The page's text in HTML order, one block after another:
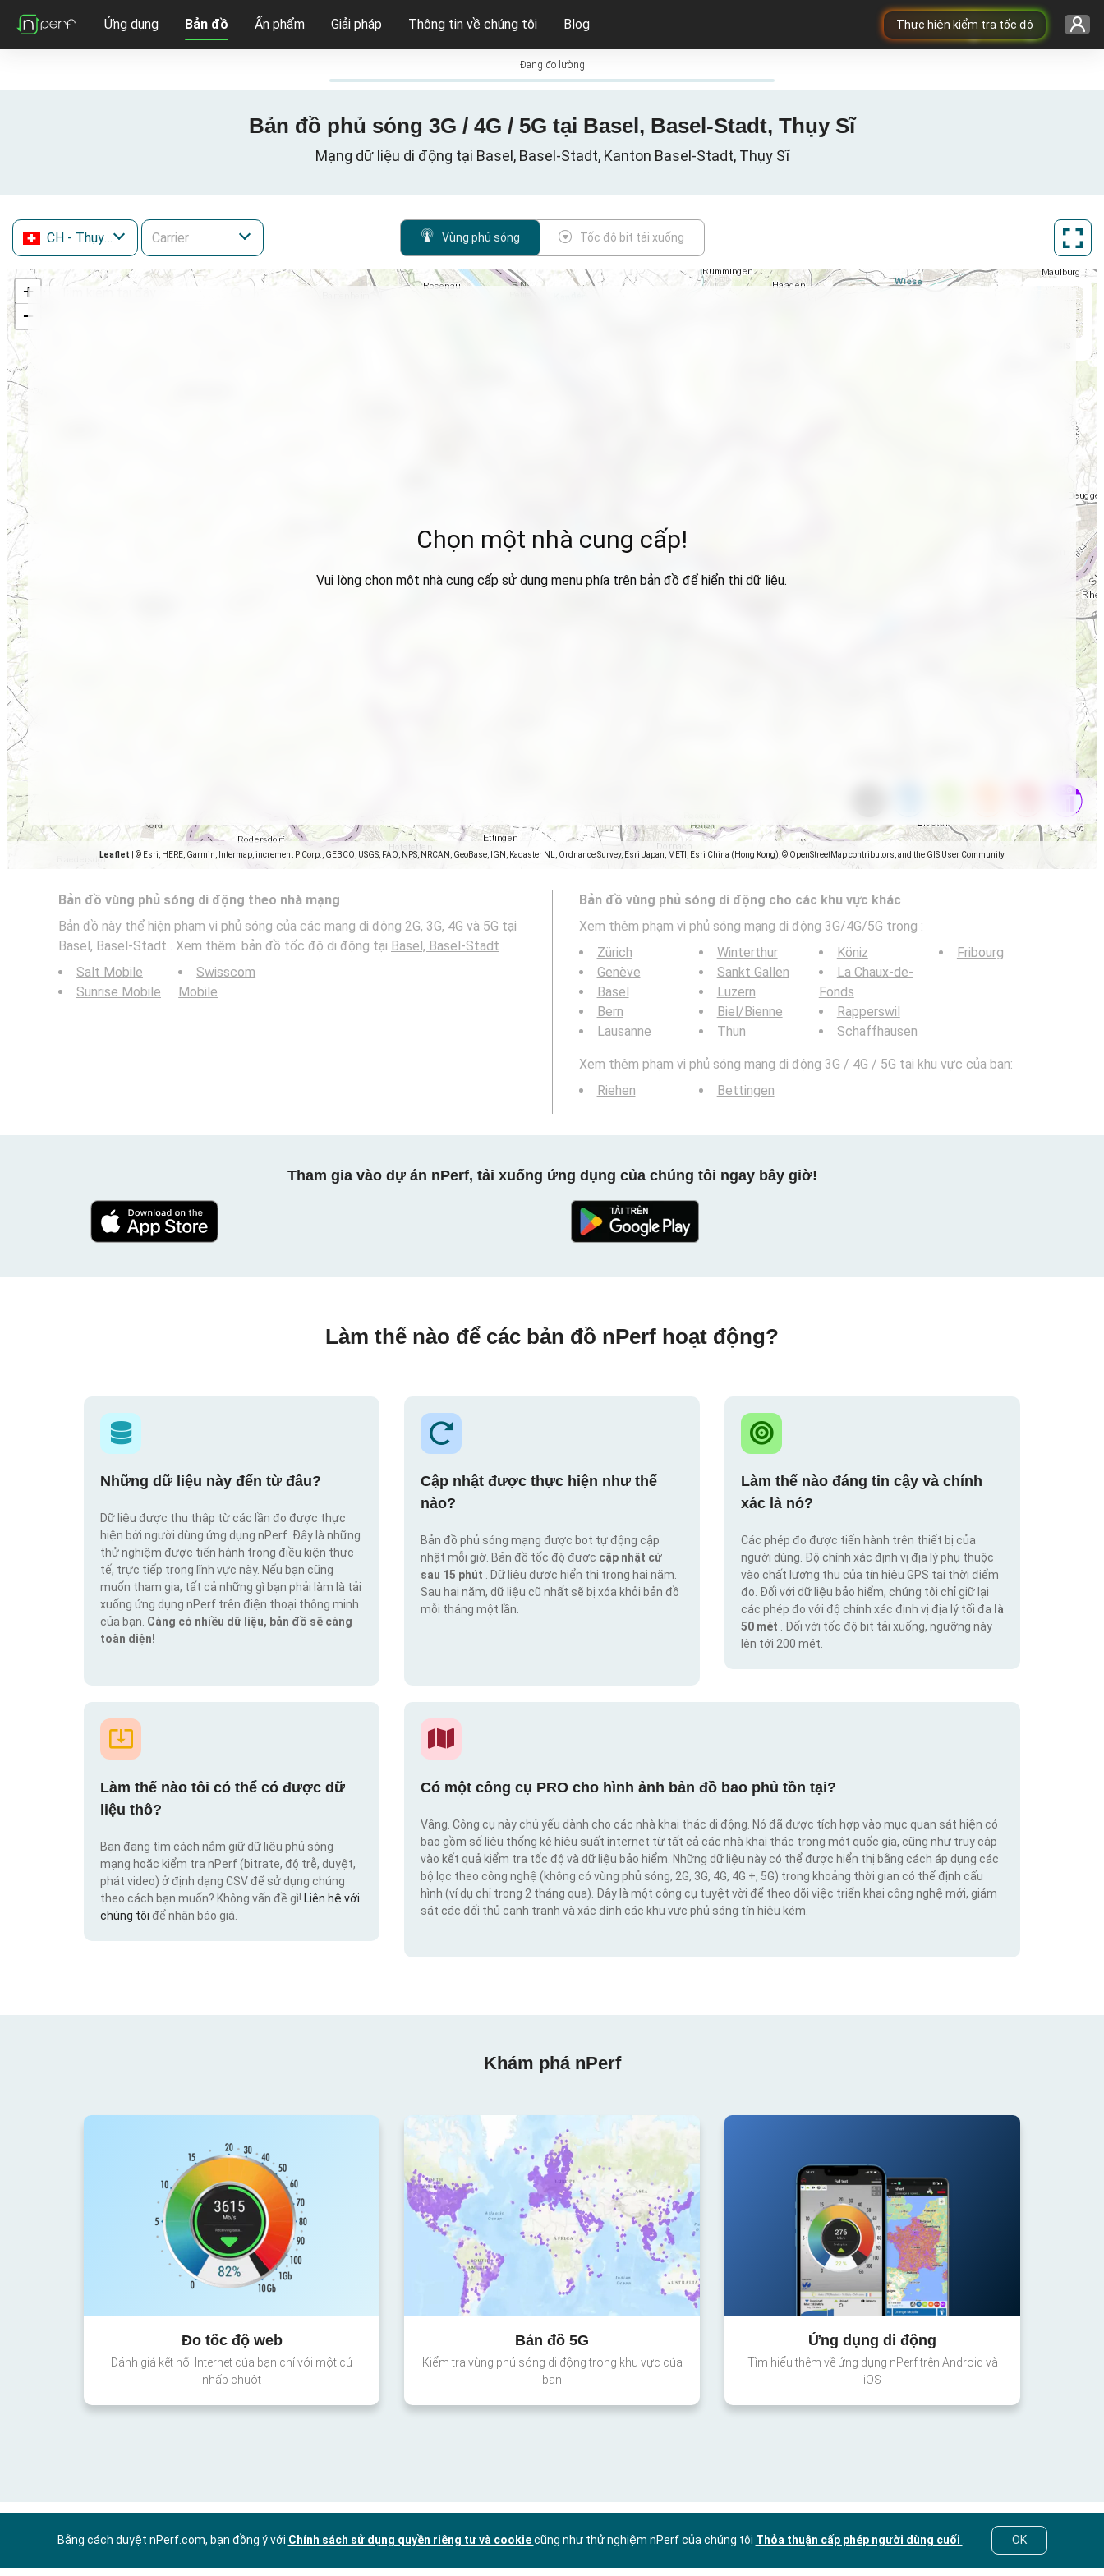
Thực hiện kiểm tra tốc độ
Ứng dụng Bản đồ Ấn phẩm Giải pháp Thông tin về chúng tôi Blog
Đang đo lường
Bản đồ phủ sóng 3G / 4G / 5G tại Basel, Basel-Stadt, Thụy Sĩ
Mạng dữ liệu di động tại Basel, Basel-Stadt, Kanton Basel-Stadt, Thụy Sĩ
CH - Thụy Sĩ Vùng phủ sóng Tốc độ bit tải xuống
+
−
Leaflet © Esri, HERE, Garmin, Intermap, increment P Corp., GEBCO, USGS, FAO, NPS, NRCAN, GeoBase, IGN, Kadaster NL, Ordnance Survey, Esri Japan, METI, Esri China (Hong Kong), © OpenStreetMap contributors, and the GIS User Community
Chọn một nhà cung cấp!
Vui lòng chọn một nhà cung cấp sử dụng menu phía trên bản đồ để hiển thị dữ liệu.
Bản đồ vùng phủ sóng di động theo nhà mạng
Bản đồ này thể hiện phạm vi phủ sóng của các mạng di động 2G, 3G, 4G và 5G tại
Basel, Basel-Stadt . Xem thêm: bản đồ tốc độ di động tại Basel, Basel-Stadt .
Salt Mobile
Sunrise Mobile
Swisscom
Mobile
Bản đồ vùng phủ sóng di động cho các khu vực khác
Xem thêm phạm vi phủ sóng mạng di động 3G/4G/5G trong :
Zürich
Genève
Basel
Bern
Lausanne
Winterthur
Sankt Gallen
Luzern
Biel/Bienne
Thun
Köniz
La Chaux-de-
Fonds
Rapperswil
Schaffhausen
Fribourg
Xem thêm phạm vi phủ sóng mạng di động 3G / 4G / 5G tại khu vực của bạn:
Riehen
Bettingen
Tham gia vào dự án nPerf, tải xuống ứng dụng của chúng tôi ngay bây giờ!
Làm thế nào để các bản đồ nPerf hoạt động?
Những dữ liệu này đến từ đâu?
Dữ liệu được thu thập từ các lần đo được thực
hiện bởi người dùng ứng dụng nPerf. Đây là những
thử nghiệm được tiến hành trong điều kiện thực
tế, trực tiếp trong lĩnh vực này. Nếu bạn cũng
muốn tham gia, tất cả những gì bạn phải làm là tải
xuống ứng dụng nPerf trên điện thoại thông minh
của bạn. Càng có nhiều dữ liệu, bản đồ sẽ càng
toàn diện!
Cập nhật được thực hiện như thế
nào?
Bản đồ phủ sóng mạng được bot tự động cập
nhật mỗi giờ. Bản đồ tốc độ được cập nhật cứ
sau 15 phút
. Dữ liệu được hiển thị trong hai năm.
Sau hai năm, dữ liệu cũ nhất sẽ bị xóa khỏi bản đồ
mỗi tháng một lần.
Làm thế nào đáng tin cậy và chính
xác là nó?
Các phép đo được tiến hành trên thiết bị của
người dùng. Độ chính xác định vị địa lý phụ thuộc
vào chất lượng thu của tín hiệu GPS tại thời điểm
đo. Đối với dữ liệu bảo hiểm, chúng tôi chỉ giữ lại
các phép đo với độ chính xác định vị địa lý tối đa là
50 mét
. Đối với tốc độ bit tải xuống, ngưỡng này
lên tới 200 mét.
Làm thế nào tôi có thể có được dữ
liệu thô?
Bạn đang tìm cách nắm giữ dữ liệu phủ sóng
mạng hoặc kiểm tra nPerf (bitrate, độ trễ, duyệt,
phát video) ở định dạng CSV để sử dụng chúng
theo cách bạn muốn? Không vấn đề gì! Liên hệ với
chúng tôi để nhận báo giá.
Có một công cụ PRO cho hình ảnh bản đồ bao phủ tồn tại?
Vâng. Công cụ này chủ yếu dành cho các nhà khai thác di động. Nó đã được tích hợp vào mục quan sát hiện có
bao gồm số liệu thống kê hiệu suất internet từ tất cả các nhà khai thác trong một quốc gia, cũng như truy cập
vào kết quả kiểm tra tốc độ và dữ liệu bảo hiểm. Những dữ liệu này có thể được hiển thị bằng cách áp dụng các
bộ lọc theo công nghệ (không có vùng phủ sóng, 2G, 3G, 4G, 4G +, 5G) trong khoảng thời gian có thể định cấu
hình (ví dụ chỉ trong 2 tháng qua). Đây là một công cụ tuyệt vời để theo dõi việc triển khai công nghệ mới, giám
sát các đối thủ cạnh tranh và xác định các khu vực phủ sóng tín hiệu kém.
Khám phá nPerf
Đo tốc độ web
Đánh giá kết nối Internet của bạn chỉ với một cú
nhấp chuột
Bản đồ 5G
Kiểm tra vùng phủ sóng di động trong khu vực của
bạn
Ứng dụng di động
Tìm hiểu thêm về ứng dụng nPerf trên Android và
iOS
Bằng cách duyệt nPerf.com, bạn đồng ý với Chính sách sử dụng quyền riêng tư và cookiecũng như thử nghiệm nPerf của chúng tôi Thỏa thuận cấp phép người dùng cuối OK